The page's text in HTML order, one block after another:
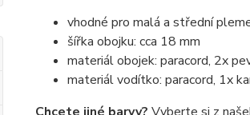
vhodné pro malá a střední
šířka obojku: cca 18 mm
materiál obojek: paracord, 2x
materiál vodítko: paracord, 1x